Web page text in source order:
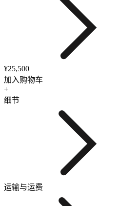
¥25,500
加入购物车
+
细节
运输与运费